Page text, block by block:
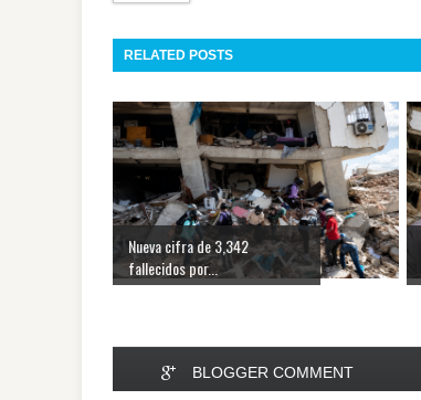
RELATED POSTS
Nueva cifra de 3,342
fallecidos por...
BLOGGER COMMENT